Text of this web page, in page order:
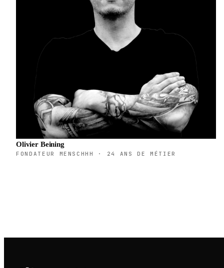
Olivier Beining
FONDATEUR MENSCHHH · 24 ANS DE MÉTIER